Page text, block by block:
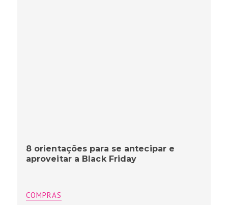
8 orientações para se antecipar e
aproveitar a Black Friday
COMPRAS